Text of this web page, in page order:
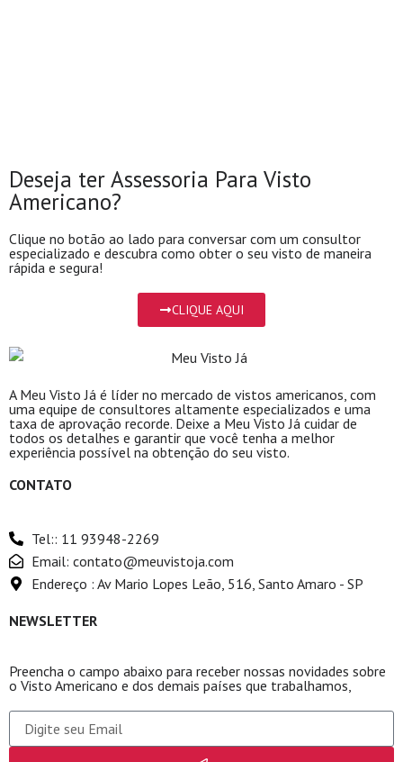
Deseja ter Assessoria Para Visto
Americano?
Clique no botão ao lado para conversar com um consultor
especializado e descubra como obter o seu visto de maneira
rápida e segura!
CLIQUE AQUI
A Meu Visto Já é líder no mercado de vistos americanos, com
uma equipe de consultores altamente especializados e uma
taxa de aprovação recorde. Deixe a Meu Visto Já cuidar de
todos os detalhes e garantir que você tenha a melhor
experiência possível na obtenção do seu visto.
CONTATO
Tel:: 11 93948-2269
Email: contato@meuvistoja.com
Endereço : Av Mario Lopes Leão, 516, Santo Amaro - SP
NEWSLETTER
Preencha o campo abaixo para receber nossas novidades sobre
o Visto Americano e dos demais países que trabalhamos,